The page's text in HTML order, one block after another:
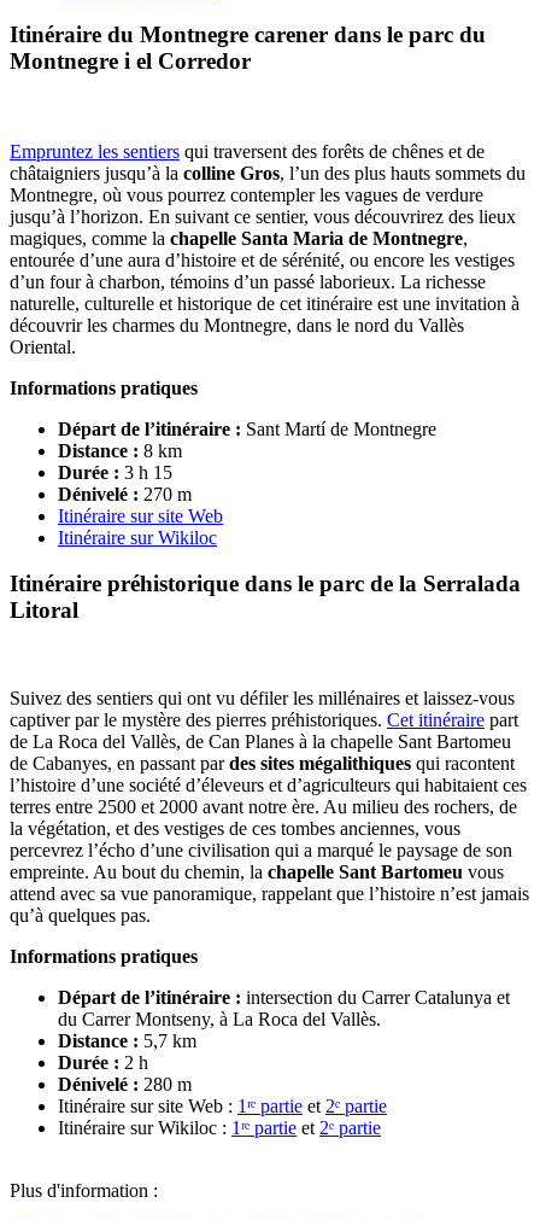
Itinéraire du Montnegre carener dans le parc du
Montnegre i el Corredor
Empruntez les sentiers qui traversent des forêts de chênes et de
châtaigniers jusqu’à la colline Gros, l’un des plus hauts sommets du
Montnegre, où vous pourrez contempler les vagues de verdure
jusqu’à l’horizon. En suivant ce sentier, vous découvrirez des lieux
magiques, comme la chapelle Santa Maria de Montnegre,
entourée d’une aura d’histoire et de sérénité, ou encore les vestiges
d’un four à charbon, témoins d’un passé laborieux. La richesse
naturelle, culturelle et historique de cet itinéraire est une invitation à
découvrir les charmes du Montnegre, dans le nord du Vallès
Oriental.
Informations pratiques
Départ de l’itinéraire : Sant Martí de Montnegre
Distance : 8 km
Durée : 3 h 15
Dénivelé : 270 m
Itinéraire sur site Web
Itinéraire sur Wikiloc
Itinéraire préhistorique dans le parc de la Serralada
Litoral
Suivez des sentiers qui ont vu défiler les millénaires et laissez-vous
captiver par le mystère des pierres préhistoriques. Cet itinéraire part
de La Roca del Vallès, de Can Planes à la chapelle Sant Bartomeu
de Cabanyes, en passant pardes sites mégalithiques qui racontent
l’histoire d’une société d’éleveurs et d’agriculteurs qui habitaient ces
terres entre 2500 et 2000 avant notre ère. Au milieu des rochers, de
la végétation, et des vestiges de ces tombes anciennes, vous
percevrez l’écho d’une civilisation qui a marqué le paysage de son
empreinte. Au bout du chemin, la chapelle Sant Bartomeu vous
attend avec sa vue panoramique, rappelant que l’histoire n’est jamais
qu’à quelques pas.
Informations pratiques
Départ de l’itinéraire : intersection du Carrer Catalunya et
du Carrer Montseny, à La Roca del Vallès.
Distance : 5,7 km
Durée : 2 h
Dénivelé : 280 m
Itinéraire sur site Web : 1ʳᵉ partie et 2ᵉ partie
Itinéraire sur Wikiloc : 1ʳᵉ partie et 2ᵉ partie
Plus d'information :